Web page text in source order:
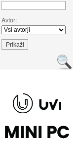
Avtor: